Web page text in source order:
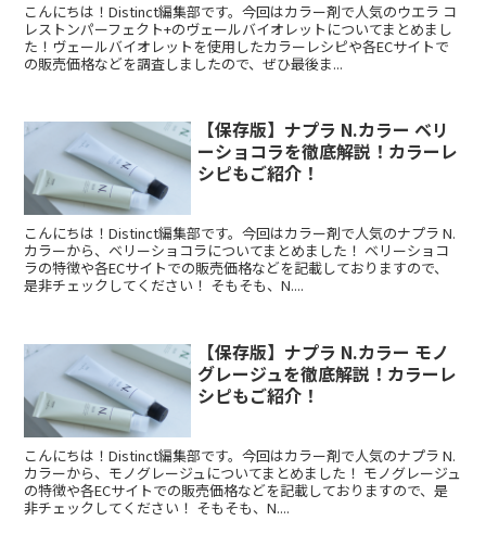
こんにちは！Distinct編集部です。今回はカラー剤で人気のウエラ コ
レストンパーフェクト+のヴェールバイオレットについてまとめまし
た！ヴェールバイオレットを使用したカラーレシピや各ECサイトで
の販売価格などを調査しましたので、ぜひ最後ま...
【保存版】ナプラ N.カラー ベリ
ーショコラを徹底解説！カラーレ
シピもご紹介！
こんにちは！Distinct編集部です。今回はカラー剤で人気のナプラ N.
カラーから、ベリーショコラについてまとめました！ ベリーショコ
ラの特徴や各ECサイトでの販売価格などを記載しておりますので、
是非チェックしてください！ そもそも、N....
【保存版】ナプラ N.カラー モノ
グレージュを徹底解説！カラーレ
シピもご紹介！
こんにちは！Distinct編集部です。今回はカラー剤で人気のナプラ N.
カラーから、モノグレージュについてまとめました！ モノグレージュ
の特徴や各ECサイトでの販売価格などを記載しておりますので、是
非チェックしてください！ そもそも、N....